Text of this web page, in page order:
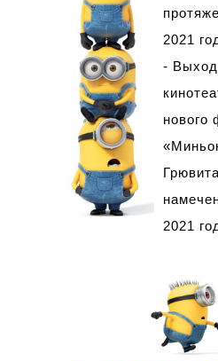
2021
-
нового
2021